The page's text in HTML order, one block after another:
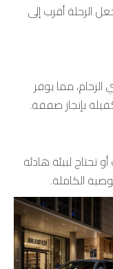
الرحلة أقرب إلى
مما يوفر
بإنجاز صفقة.
لبيئة هادئة
الكاملة.